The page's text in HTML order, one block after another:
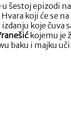
u šestoj epizodi
Hvara koji će se
koje čuva
kojemu je
baku i majku